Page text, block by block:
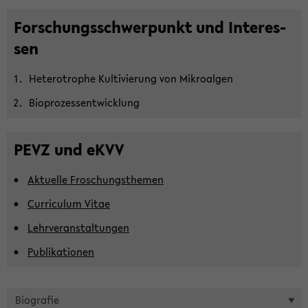
For­schungs­schwer­punkt und In­ter­es­
sen
He­te­ro­tro­phe Kul­ti­vie­rung von Mi­kro­al­gen
Bio­pro­zess­ent­wick­lung
PEVZ und eKVV
Ak­tu­el­le Frosch­ungs­the­men
Cur­ri­cu­lum Vitae
Lehr­ver­an­stal­tun­gen
Pu­bli­ka­tio­nen
Bio­gra­fie